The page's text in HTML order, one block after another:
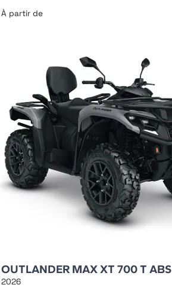
À partir de
OUTLANDER MAX XT 700 T ABS
2026